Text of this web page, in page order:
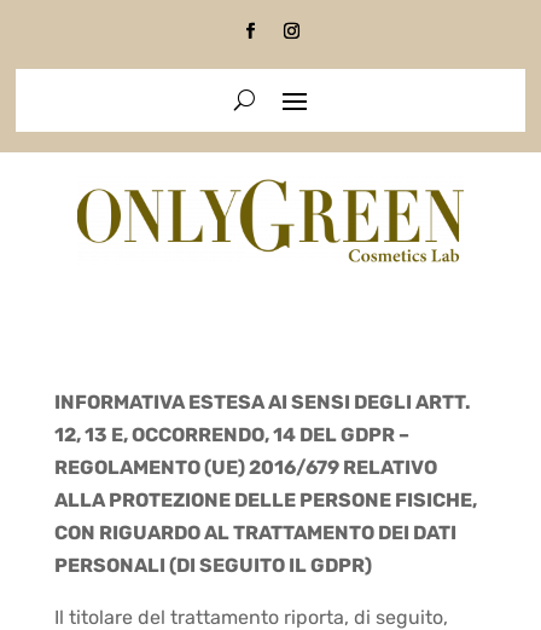
INFORMATIVA ESTESA AI SENSI DEGLI ARTT.
12, 13 E, OCCORRENDO, 14 DEL GDPR –
REGOLAMENTO (UE) 2016/679 RELATIVO
ALLA PROTEZIONE DELLE PERSONE FISICHE,
CON RIGUARDO AL TRATTAMENTO DEI DATI
PERSONALI (DI SEGUITO IL GDPR)
Il titolare del trattamento riporta, di seguito,